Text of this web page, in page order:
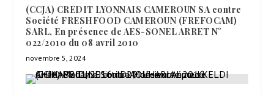
(CCJA) CREDIT LYONNAIS CAMEROUN SA contre
Société FRESHFOOD CAMEROUN (FREFOCAM)
SARL, En présence de AES-SONEL ARRET N°
022/2010 du 08 avril 2010
novembre 5, 2024